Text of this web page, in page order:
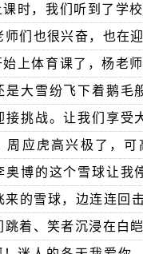
课时，我们听到了学
师们也很兴奋，也在迎
始上体育课了，杨老
是大雪纷飞下着鹅毛
接挑战。让我们享受
周应虎高兴极了，
奥博的这个雪球让我
来的雪球，边连连回
跳着、笑者沉浸在白